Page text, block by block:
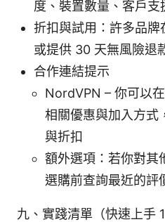
度、裝置數量、客戶支
折扣與試用：許多品牌
或提供 30 天無風險退
合作連結提示
NordVPN – 你可以
相關優惠與加入方式
與折扣
額外選項：若你對其
選購前查詢最近的評
九、實踐清單（快速上手